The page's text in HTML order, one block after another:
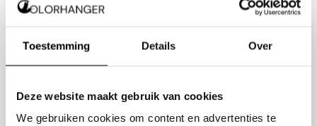
Toestemming Details Over
Deze website maakt gebruik van cookies
We gebruiken cookies om content en advertenties te
Onderwerp
Bericht